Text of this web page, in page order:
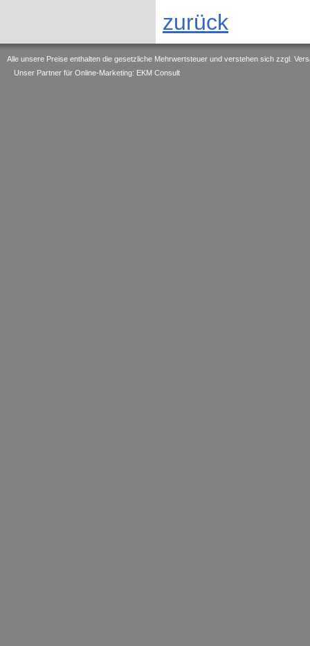
zurück
Alle unsere Preise enthalten die gesetzliche Mehrwertsteuer und verstehen sich zzgl.
Unser Partner für Online-Marketing: EKM Consult